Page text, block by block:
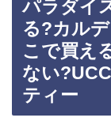
パラダイ
る?カル
こで買え
ない
ティー